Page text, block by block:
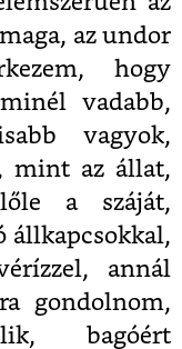
az undor
hogy
vadabb,
vagyok,
mint az állat,
a száját,
állkapcsokkal,
annál
gondolnom,
bagóért